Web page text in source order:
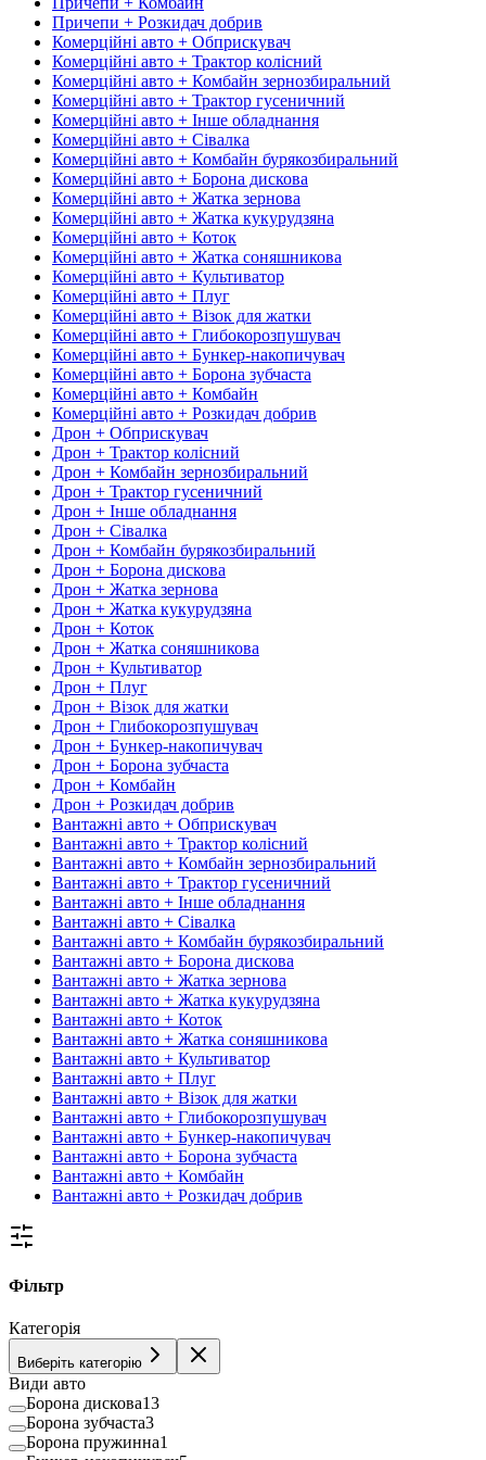
Причепи + Розкидач добрив
Комерційні авто + Обприскувач
Комерційні авто + Трактор колісний
Комерційні авто + Комбайн зернозбиральний
Комерційні авто + Трактор гусеничний
Комерційні авто + Інше обладнання
Комерційні авто + Сівалка
Комерційні авто + Комбайн бурякозбиральний
Комерційні авто + Борона дискова
Комерційні авто + Жатка зернова
Комерційні авто + Жатка кукурудзяна
Комерційні авто + Коток
Комерційні авто + Жатка соняшникова
Комерційні авто + Культиватор
Комерційні авто + Плуг
Комерційні авто + Візок для жатки
Комерційні авто + Глибокорозпушувач
Комерційні авто + Бункер-накопичувач
Комерційні авто + Борона зубчаста
Комерційні авто + Комбайн
Комерційні авто + Розкидач добрив
Дрон + Обприскувач
Дрон + Трактор колісний
Дрон + Комбайн зернозбиральний
Дрон + Трактор гусеничний
Дрон + Інше обладнання
Дрон + Сівалка
Дрон + Комбайн бурякозбиральний
Дрон + Борона дискова
Дрон + Жатка зернова
Дрон + Жатка кукурудзяна
Дрон + Коток
Дрон + Жатка соняшникова
Дрон + Культиватор
Дрон + Плуг
Дрон + Візок для жатки
Дрон + Глибокорозпушувач
Дрон + Бункер-накопичувач
Дрон + Борона зубчаста
Дрон + Комбайн
Дрон + Розкидач добрив
Вантажні авто + Обприскувач
Вантажні авто + Трактор колісний
Вантажні авто + Комбайн зернозбиральний
Вантажні авто + Трактор гусеничний
Вантажні авто + Інше обладнання
Вантажні авто + Сівалка
Вантажні авто + Комбайн бурякозбиральний
Вантажні авто + Борона дискова
Вантажні авто + Жатка зернова
Вантажні авто + Жатка кукурудзяна
Вантажні авто + Коток
Вантажні авто + Жатка соняшникова
Вантажні авто + Культиватор
Вантажні авто + Плуг
Вантажні авто + Візок для жатки
Вантажні авто + Глибокорозпушувач
Вантажні авто + Бункер-накопичувач
Вантажні авто + Борона зубчаста
Вантажні авто + Комбайн
Вантажні авто + Розкидач добрив
Фільтр
Категорія
Виберіть категорію
Види авто
Борона дискова13
Борона зубчаста3
Борона пружинна1